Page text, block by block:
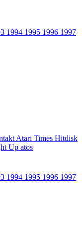
1994 1995 1996 1997
Atari Times Hitdisk
Up atos
1994 1995 1996 1997